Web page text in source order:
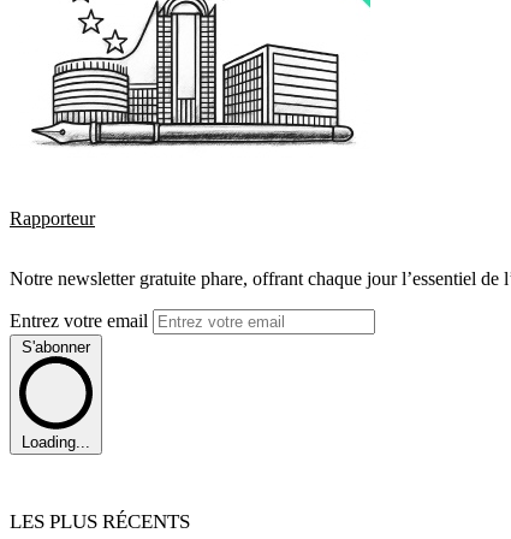
Rapporteur
Notre newsletter gratuite phare, offrant chaque jour l’essentiel de
Entrez votre email
S'abonner
Loading...
LES PLUS RÉCENTS